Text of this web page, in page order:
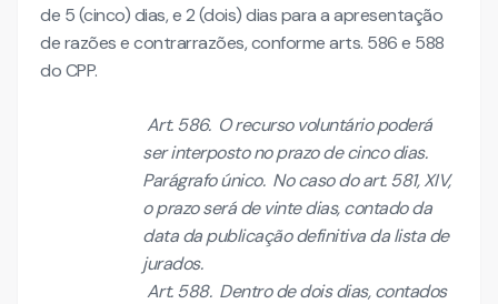
de 5 (cinco) dias, e 2 (dois) dias para a apresentação
de razões e contrarrazões, conforme arts. 586 e 588
do CPP.
Art. 586. O recurso voluntário poderá
ser interposto no prazo de cinco dias.
Parágrafo único. No caso do art. 581, XIV,
o prazo será de vinte dias, contado da
data da publicação definitiva da lista de
jurados.
Art. 588. Dentro de dois dias, contados